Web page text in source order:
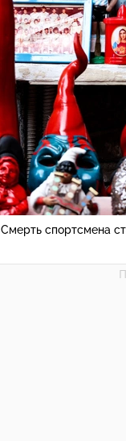
Смерть спортсмена